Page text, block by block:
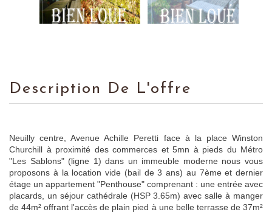
Description De L'offre
Neuilly centre, Avenue Achille Peretti face à la place Winston
Churchill à proximité des commerces et 5mn à pieds du Métro
"Les Sablons" (ligne 1) dans un immeuble moderne nous vous
proposons à la location vide (bail de 3 ans) au 7ème et dernier
étage un appartement "Penthouse" comprenant : une entrée avec
placards, un séjour cathédrale (HSP 3.65m) avec salle à manger
de 44m² offrant l'accès de plain pied à une belle terrasse de 37m²